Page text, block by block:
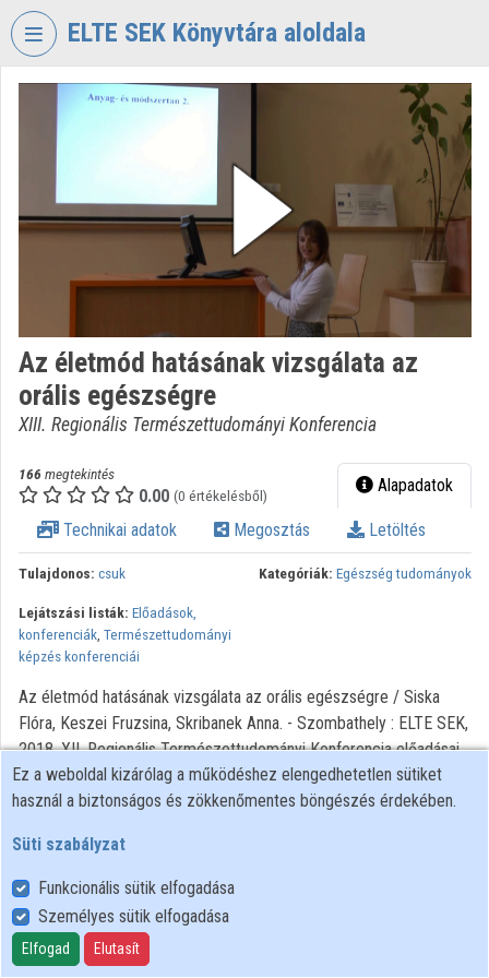
Fejléc kihagyása
ELTE SEK Könyvtára aloldala
VIDEOTORIUM
SAVARIA
KÖNYVTÁR
LEVÉLTÁR
Bejelentkezés
Intézményi felfedezés
Kategóriák
Intézmények
Közreműködők
Az életmód hatásának vizsgálata az
orális egészségre
XIII. Regionális Természettudományi Konferencia
166 megtekintés
0.00 (0 értékelésből) Alapadatok
Technikai adatok Megosztás Letöltés
Tulajdonos: csuk Kategóriák: Egészség tudományok
Lejátszási listák: Előadások,
konferenciák, Természettudományi
képzés konferenciái
Az életmód hatásának vizsgálata az orális egészségre / Siska
Flóra, Keszei Fruzsina, Skribanek Anna. - Szombathely : ELTE SEK,
2018. XII. Regionális Természettudományi Konferencia előadásai
Felhasználói szabályzat
Adatkezelési tájékoztató
Süti szabályzat
Ez a weboldal kizárólag a működéshez elengedhetetlen sütiket
használ a biztonságos és zökkenőmentes böngészés érdekében.
Süti szabályzat
Funkcionális sütik elfogadása
Személyes sütik elfogadása
Elfogad Elutasít